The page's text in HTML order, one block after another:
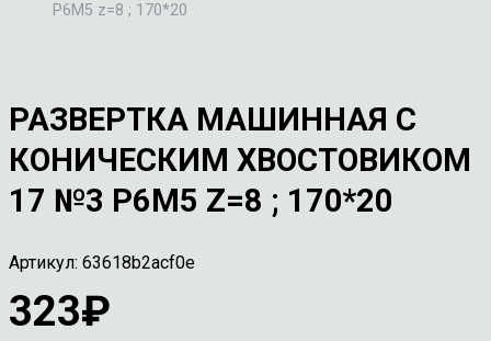
Р6М5 z=8 ; 170*20
РАЗВЕРТКА МАШИННАЯ С
КОНИЧЕСКИМ ХВОСТОВИКОМ
17 №3 Р6М5 Z=8 ; 170*20
Артикул: 63618b2acf0e
323₽